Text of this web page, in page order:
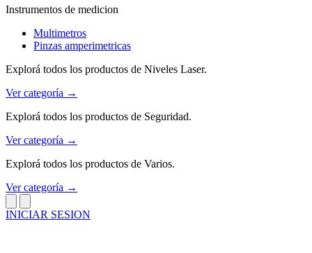
Instrumentos de medicion
Multimetros
Pinzas amperimetricas
Explorá todos los productos de Niveles Laser.
Ver categoría →
Explorá todos los productos de Seguridad.
Ver categoría →
Explorá todos los productos de Varios.
Ver categoría →
INICIAR SESION